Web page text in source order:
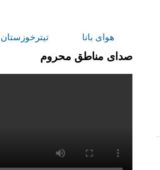
هوای بانا تیترخوزستان
صدای مناطق محروم